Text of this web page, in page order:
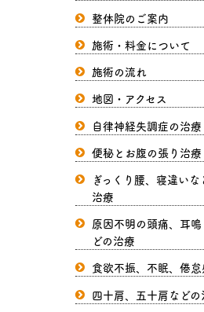
整体院のご案内
施術・料金について
施術の流れ
地図・アクセス
自律神経失調症の治療
便秘とお腹の張り治療
ぎっくり腰、寝違い
治療
原因不明の頭痛、耳
どの治療
食欲不振、不眠、倦
四十肩、五十肩などの